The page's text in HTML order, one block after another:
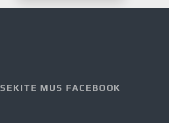
SEKITE MUS FACEBOOK